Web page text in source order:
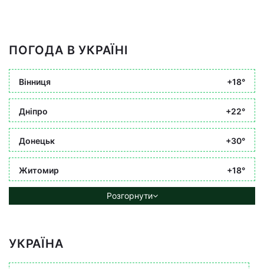
ПОГОДА В УКРАЇНІ
Вінниця +18°
Дніпро +22°
Донецьк +30°
Житомир +18°
Розгорнути
УКРАЇНА